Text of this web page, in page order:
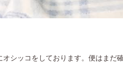
シッコをしております。便はまだ